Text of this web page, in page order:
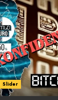
Slider